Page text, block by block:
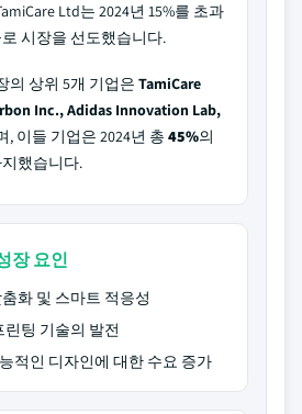
Ltd는 2024년 15%를 초과
시장을 선도했습니다.
의 상위 5개 기업은 TamiCare
Inc., Adidas Innovation Lab,
, 이들 기업은 2024년 총 45%의
했습니다.
장 요인
화 및 스마트 적응성
팅 기술의 발전
적인 디자인에 대한 수요 증가